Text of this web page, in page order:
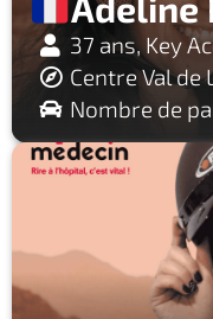
37 ans, Key
Centre Val de
Nombre de